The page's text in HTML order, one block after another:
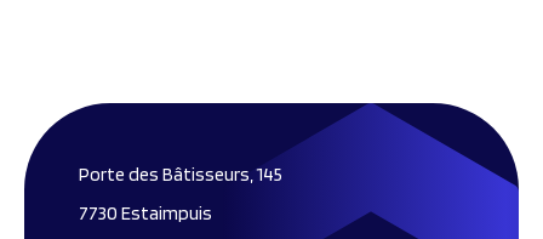
Porte des Bâtisseurs, 145
7730 Estaimpuis